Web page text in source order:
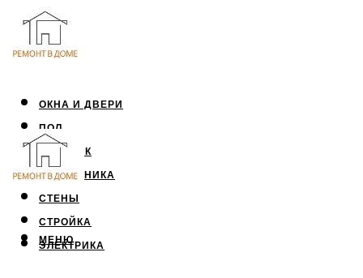
ОКНА И ДВЕРИ
ПОЛ
ПОТОЛОК
САНТЕХНИКА
СТЕНЫ
СТРОЙКА
ЭЛЕКТРИКА
МЕНЮ